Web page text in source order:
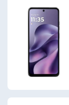
zonder
vergelijk
smartphones